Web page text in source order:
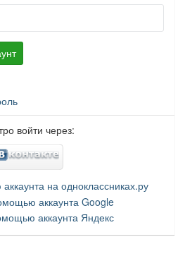
войти через: